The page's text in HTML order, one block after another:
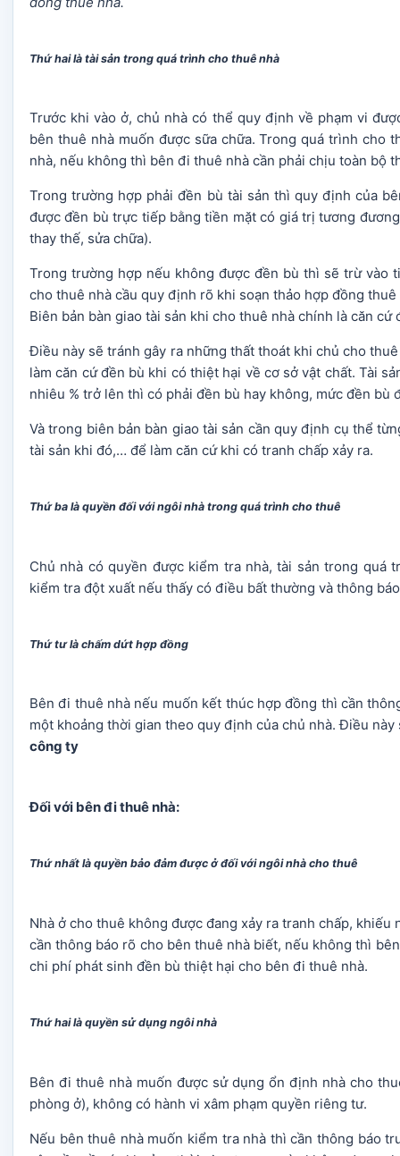
Thứ hai là tài sản trong quá trình cho thuê nhà
Trước khi vào ở, chủ nhà có thể quy định về phạm vi
bên thuê nhà muốn được sữa chữa. Trong quá trình cho
nhà, nếu không thì bên đi thuê nhà cần phải chịu toàn bộ
Trong trường hợp phải đền bù tài sản thì quy định của
được đền bù trực tiếp bằng tiền mặt có giá trị tương
thay thế, sửa chữa).
Trong trường hợp nếu không được đền bù thì sẽ trừ vào
cho thuê nhà cầu quy định rõ khi soạn thảo hợp đồng thuê
Biên bản bàn giao tài sản khi cho thuê nhà chính là căn
Điều này sẽ tránh gây ra những thất thoát khi chủ cho
làm căn cứ đền bù khi có thiệt hại về cơ sở vật chất. Tài
nhiêu % trở lên thì có phải đền bù hay không, mức đền bù
Và trong biên bản bàn giao tài sản cần quy định cụ thể
tài sản khi đó,… để làm căn cứ khi có tranh chấp xảy ra.
Thứ ba là quyền đối với ngôi nhà trong quá trình cho thuê
Chủ nhà có quyền được kiểm tra nhà, tài sản trong
kiểm tra đột xuất nếu thấy có điều bất thường và thông
Thứ tư là chấm dứt hợp đồng
Bên đi thuê nhà nếu muốn kết thúc hợp đồng thì cần
một khoảng thời gian theo quy định của chủ nhà. Điều
công ty
Đối với bên đi thuê nhà:
Thứ nhất là quyền bảo đảm được ở đối với ngôi nhà cho thuê
Nhà ở cho thuê không được đang xảy ra tranh chấp,
cần thông báo rõ cho bên thuê nhà biết, nếu không thì
chi phí phát sinh đền bù thiệt hại cho bên đi thuê nhà.
Thứ hai là quyền sử dụng ngôi nhà
Bên đi thuê nhà muốn được sử dụng ổn định nhà cho
phòng ở), không có hành vi xâm phạm quyền riêng tư.
Nếu bên thuê nhà muốn kiểm tra nhà thì cần thông báo